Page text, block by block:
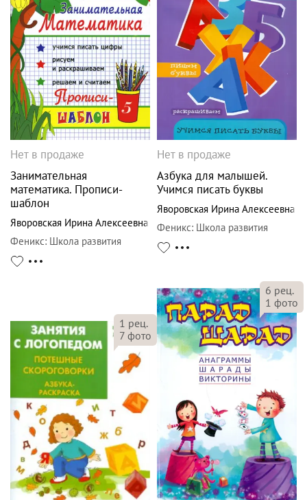
Нет в продаже
Занимательная
математика. Прописи-
шаблон
Яворовская Ирина Алексеевна
Феникс: Школа развития
Нет в продаже
Азбука для малышей.
Учимся писать буквы
Яворовская Ирина Алексеевна
Феникс: Школа развития
1 рец.
7 фото
6 рец.
1 фото